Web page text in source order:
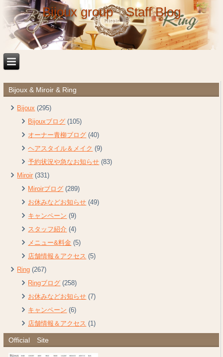
Bijoux group Staff Blog
Bijoux & Miroir & Ring
Bijoux (295)
Bijouxブログ (105)
オーナー青柳ブログ (40)
ヘアスタイル＆メイク (9)
予約状況や急なお知らせ (83)
Miroir (331)
Miroirブログ (289)
お休みなどお知らせ (49)
キャンペーン (9)
スタッフ紹介 (4)
メニュー&料金 (5)
店舗情報＆アクセス (5)
Ring (267)
Ringブログ (258)
お休みなどお知らせ (7)
キャンペーン (6)
店舗情報＆アクセス (1)
Official Site